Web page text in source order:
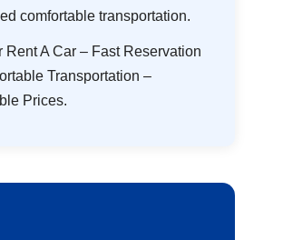
comfortable transportation.
Rent A Car – Fast Reservation
Transportation –
Prices.